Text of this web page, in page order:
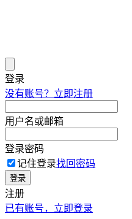
登录
没有账号？立即注册
用户名或邮箱
登录密码
记住登录找回密码
登录
注册
已有账号，立即登录